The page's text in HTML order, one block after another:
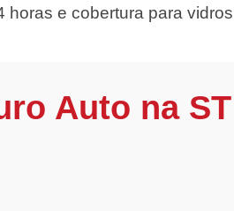
horas e cobertura para
Auto na